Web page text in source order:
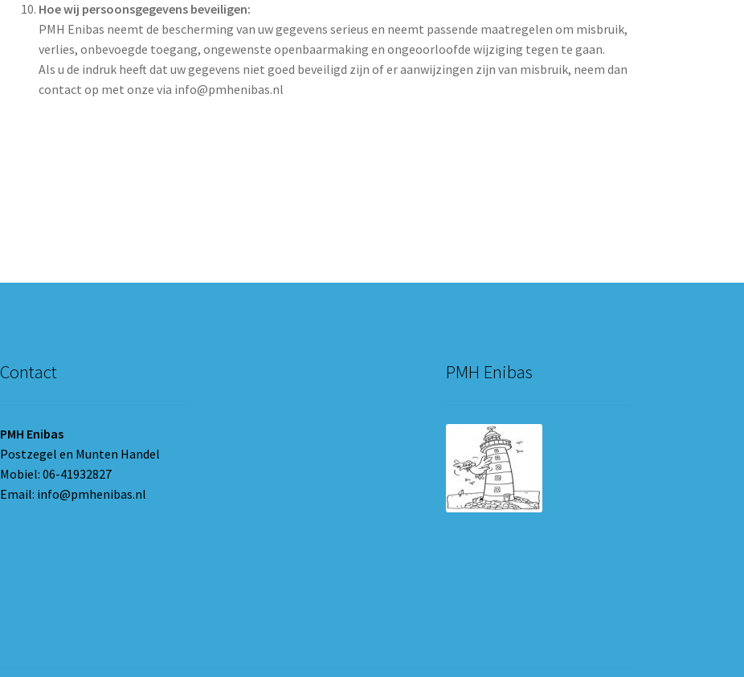
Hoe wij persoonsgegevens beveiligen:
PMH Enibas neemt de bescherming van uw gegevens serieus en neemt passende maatregelen om misbruik,
verlies, onbevoegde toegang, ongewenste openbaarmaking en ongeoorloofde wijziging tegen te gaan.
Als u de indruk heeft dat uw gegevens niet goed beveiligd zijn of er aanwijzingen zijn van misbruik, neem dan
contact op met onze via info@pmhenibas.nl
Contact
PMH Enibas
Postzegel en Munten Handel
Mobiel: 06-41932827
Email: info@pmhenibas.nl
PMH Enibas